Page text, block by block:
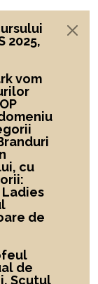
2025,
vom
cu
de
de
Scutul